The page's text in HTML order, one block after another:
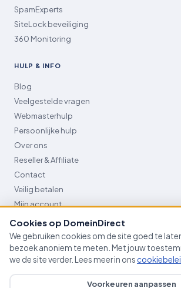
SpamExperts
SiteLock beveiliging
360 Monitoring
HULP & INFO
Blog
Veelgestelde vragen
Webmasterhulp
Persoonlijke hulp
Over ons
Reseller & Affiliate
Contact
Veilig betalen
Mijn account
© 2007–2026 DomeinDirect · van
Nieuwkuijk · Prijzen excl. BTW
Algemene voorwaardenHelpdeskPrivacy- &
Cookies op DomeinDirect
We gebruiken cookies om de site goed te
bezoek anoniem te meten. Met jouw
we de site verder. Lees meer in ons
Voorkeuren aanpassen